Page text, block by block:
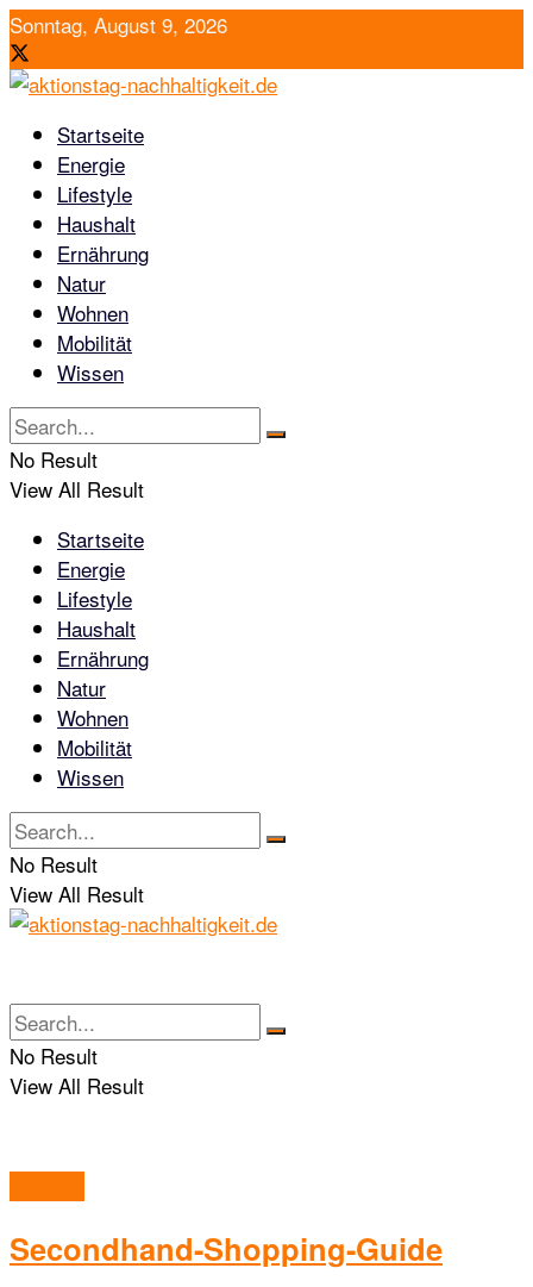
Sonntag, August 9, 2026
Startseite
Energie
Lifestyle
Haushalt
Ernährung
Natur
Wohnen
Mobilität
Wissen
No Result
View All Result
Startseite
Energie
Lifestyle
Haushalt
Ernährung
Natur
Wohnen
Mobilität
Wissen
No Result
View All Result
No Result
View All Result
Secondhand-Shopping-Guide